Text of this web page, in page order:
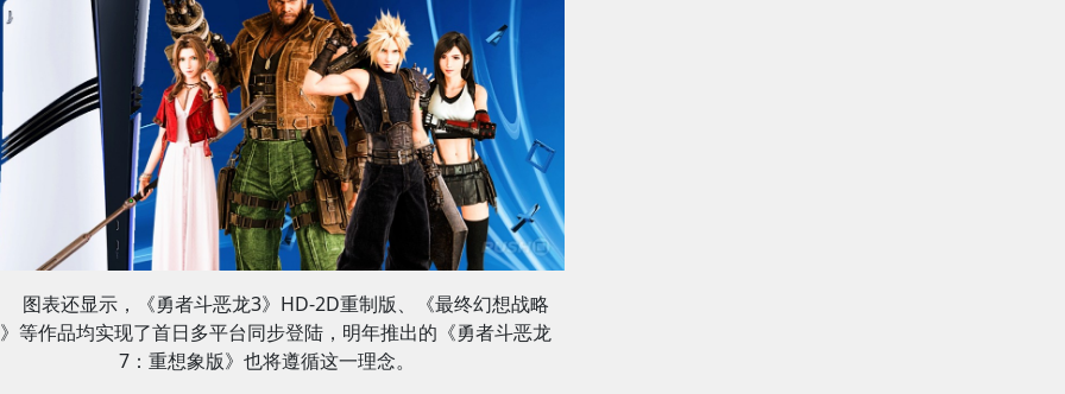
图表还显示，《勇者斗恶龙3》HD-2D重制版、《最终幻想战略
等作品均实现了首日多平台同步登陆，明年推出的《勇者斗恶龙
7：重想象版》也将遵循这一理念。